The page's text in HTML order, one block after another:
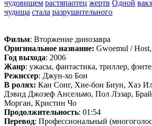
чудовищем растяпаотец жертв Одной
чудища стала разрушительного
Фильм: Вторжение динозавра
Оригинальное название: Gwoemul /
Год выхода: 2006
Жанр: ужасы, фантастика, триллер,
Режиссер: Джун-хо Бон
В ролях: Кан Сонг, Хие-бон Биун, Хаэ
Дэвид Джозеф Ансельмо, Пол Лэзар,
Морган, Кристин Чо
Продолжительность: 01:54
Перевод: Профессиональный